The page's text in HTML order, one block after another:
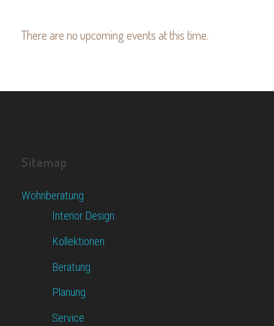
There are no upcoming events at this time.
Sitemap
Wohnberatung
Interior Design
Kollektionen
Beratung
Planung
Service